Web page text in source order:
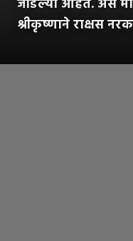
जोडल्या आहेत. असे
श्रीकृष्णाने राक्षस